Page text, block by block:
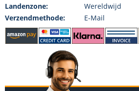
Landenzone:
Wereldwijd
Verzendmethode:
E-Mail